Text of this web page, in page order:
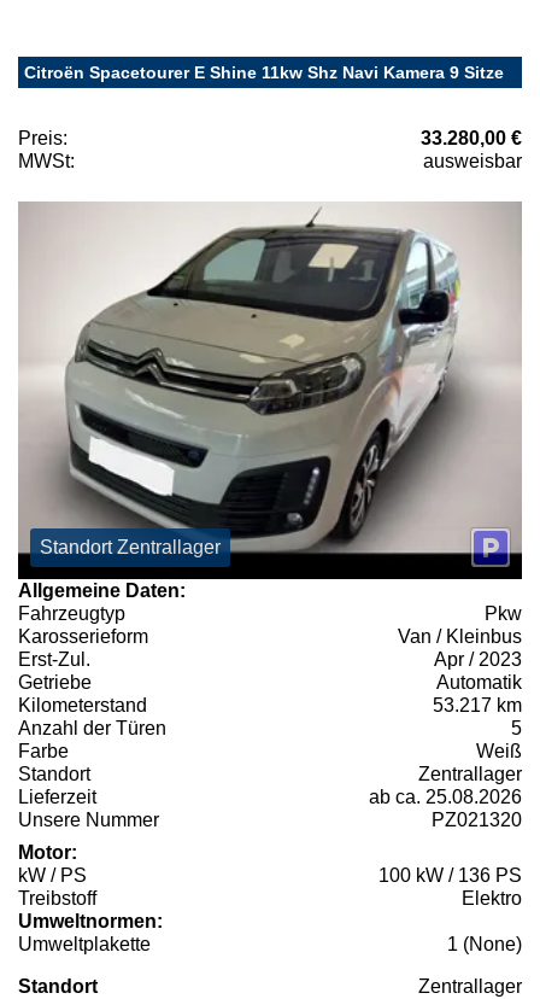
Citroën Spacetourer E Shine 11kw Shz Navi Kamera 9 Sitze
Preis:
33.280,00 €
MWSt:
ausweisbar
Standort Zentrallager
Allgemeine Daten:
Fahrzeugtyp
Pkw
Karosserieform
Van / Kleinbus
Erst-Zul.
Apr / 2023
Getriebe
Automatik
Kilometerstand
53.217 km
Anzahl der Türen
5
Farbe
Weiß
Standort
Zentrallager
Lieferzeit
ab ca. 25.08.2026
Unsere Nummer
PZ021320
Motor:
kW / PS
100 kW / 136 PS
Treibstoff
Elektro
Umweltnormen:
Umweltplakette
1 (None)
Standort Zentrallager